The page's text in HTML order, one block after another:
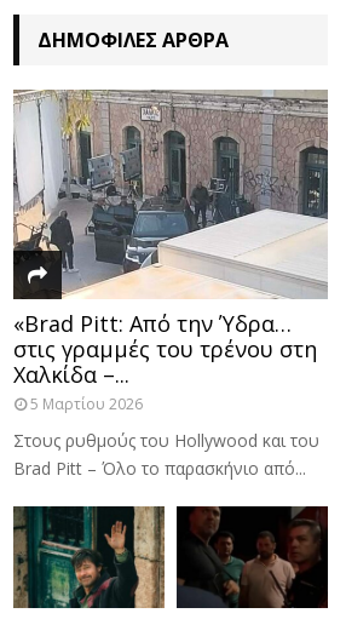
ΔΗΜΟΦΙΛΈΣ ΆΡΘΡΑ
«Brad Pitt: Από την Ύδρα…
στις γραμμές του τρένου στη
Χαλκίδα –...
5 Μαρτίου 2026
Στους ρυθμούς του Hollywood και του
Brad Pitt – Όλο το παρασκήνιο από...